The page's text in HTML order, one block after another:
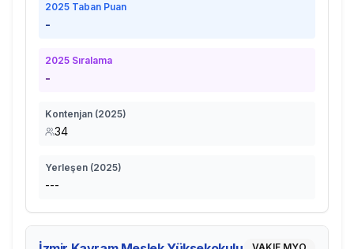
2025 Taban Puan
-
2025 Sıralama
-
Kontenjan (2025)
34
Yerleşen (2025)
---